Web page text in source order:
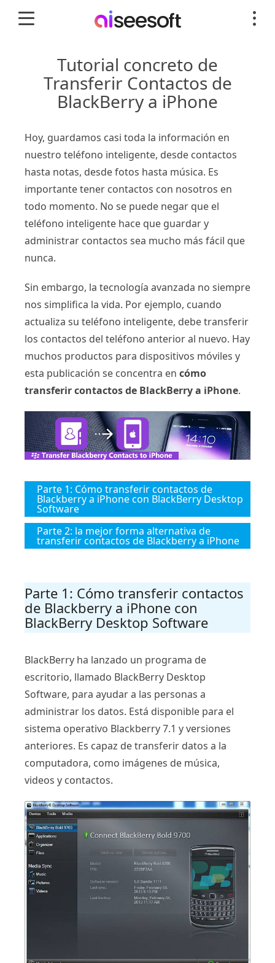
Tutorial concreto de
Transferir Contactos de
BlackBerry a iPhone
Hoy, guardamos casi toda la información en
nuestro teléfono inteligente, desde contactos
hasta notas, desde fotos hasta música. Es
importante tener contactos con nosotros en
todo momento. No se puede negar que el
teléfono inteligente hace que guardar y
administrar contactos sea mucho más fácil que
nunca.
Sin embargo, la tecnología avanzada no siempre
nos simplifica la vida. Por ejemplo, cuando
actualiza su teléfono inteligente, debe transferir
los contactos del teléfono anterior al nuevo. Hay
muchos productos para dispositivos móviles y
esta publicación se concentra en cómo
transferir contactos de BlackBerry a iPhone.
Parte 1: Cómo transferir contactos de
Blackberry a iPhone con BlackBerry Desktop
Software
Parte 2: la mejor forma alternativa de
transferir contactos de Blackberry a iPhone
Parte 1: Cómo transferir contactos
de Blackberry a iPhone con
BlackBerry Desktop Software
BlackBerry ha lanzado un programa de
escritorio, llamado BlackBerry Desktop
Software, para ayudar a las personas a
administrar los datos. Está disponible para el
sistema operativo Blackberry 7.1 y versiones
anteriores. Es capaz de transferir datos a la
computadora, como imágenes de música,
videos y contactos.